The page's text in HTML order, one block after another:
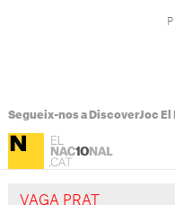
Segueix-nos a DiscoverJoc El
VAGA PRAT